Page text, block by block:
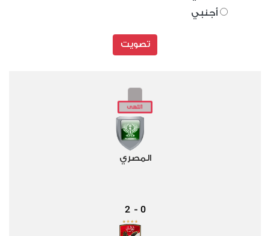
أجنبي
تصويت
المصري
0
-
2